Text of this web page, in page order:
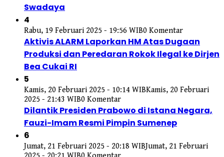
Swadaya
4
Rabu, 19 Februari 2025 - 19:56 WIB0 Komentar
Aktivis ALARM Laporkan HM Atas Dugaan
Produksi dan Peredaran Rokok Ilegal ke Dirjen
Bea Cukai RI
5
Kamis, 20 Februari 2025 - 10:14 WIBKamis, 20 Februari
2025 - 21:43 WIB0 Komentar
Dilantik Presiden Prabowo di Istana Negara,
Fauzi-Imam Resmi Pimpin Sumenep
6
Jumat, 21 Februari 2025 - 20:18 WIBJumat, 21 Februari